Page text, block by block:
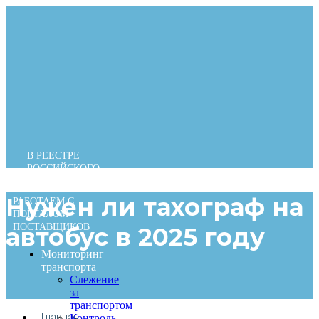
В РЕЕСТРЕ
РОССИЙСКОГО
РАБОТАЕМ С
ПОРТАЛОМ
ПОСТАВЩИКОВ
Мониторинг
транспорта
Слежение
за
транспортом
Нужен ли тахограф на
автобус в 2025 году